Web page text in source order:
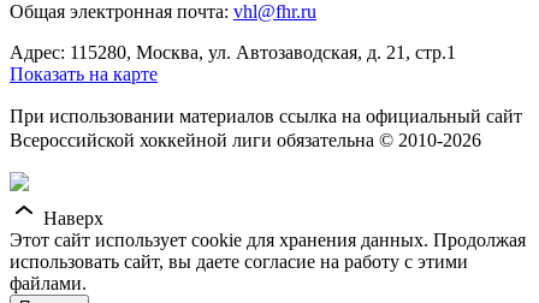
Общая электронная почта: vhl@fhr.ru
Адрес: 115280, Москва, ул. Автозаводская, д. 21, стр.1
Показать на карте
При использовании материалов ссылка на официальный сайт
Всероссийской хоккейной лиги обязательна © 2010-2026
Наверх
Этот сайт использует cookie для хранения данных. Продолжая
использовать сайт, вы даете согласие на работу с этими
файлами.